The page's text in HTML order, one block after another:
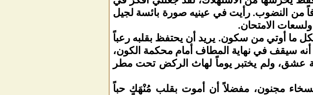
من النضوب. رأيت في عينيه صورة بائسة لجيل
الامتحان.
ما أوتي من سكون. يريد أن يحتفظ بقلبه رعباً
أنه سيقف في نهاية المطاف أمام محكمة الكون،
عشق، ولم يختبر يوماً لهاث الركض تحت مطر
مجنون، مفضلاً أن أموت بقلب مُنْهَكٍ حباً